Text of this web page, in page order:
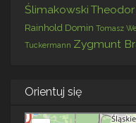
Ślimakowski
Rainhold Domin Tomasz
Tuckermann Zygmunt
Orientuj się